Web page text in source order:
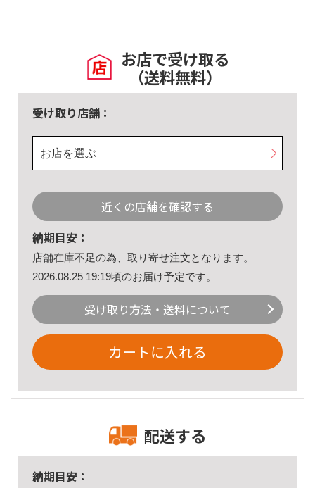
お店で受け取る
（送料無料）
受け取り店舗：
お店を選ぶ
近くの店舗を確認する
納期目安：
店舗在庫不足の為、取り寄せ注文となります。
2026.08.25 19:19頃のお届け予定です。
受け取り方法・送料について
カートに入れる
配送する
納期目安：